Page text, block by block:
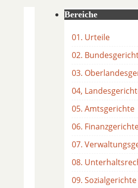
Bereiche
01. Urteile
02.
03.
04,
05. Amtsgerichte
06.
07.
08.
09. Sozialgerichte